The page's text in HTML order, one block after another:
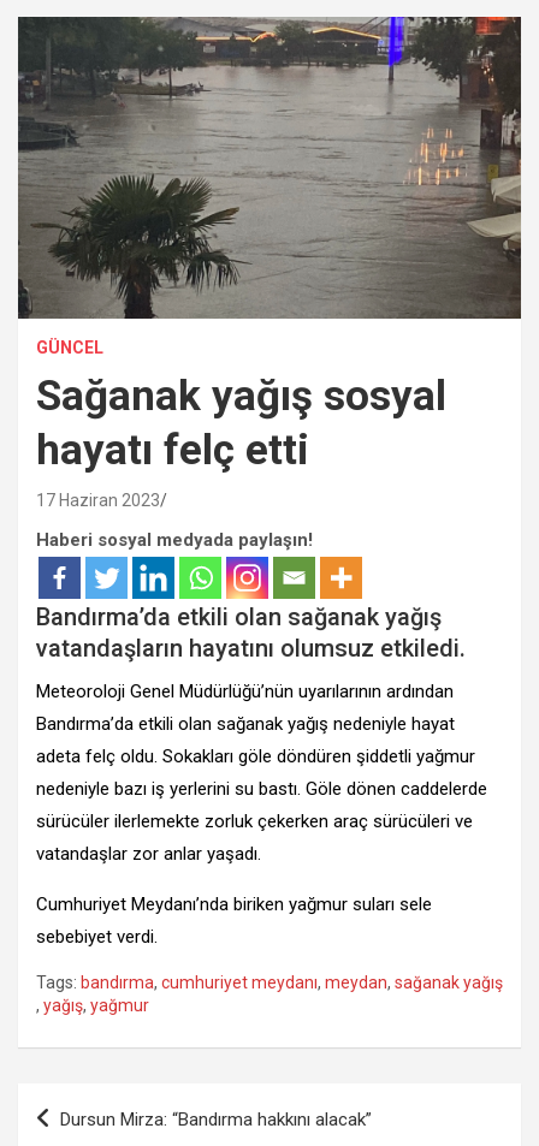
GÜNCEL
Sağanak yağış sosyal
hayatı felç etti
17 Haziran 2023
Haberi sosyal medyada paylaşın!
Bandırma’da etkili olan sağanak yağış
vatandaşların hayatını olumsuz etkiledi.
Meteoroloji Genel Müdürlüğü’nün uyarılarının ardından
Bandırma’da etkili olan sağanak yağış nedeniyle hayat
adeta felç oldu. Sokakları göle döndüren şiddetli yağmur
nedeniyle bazı iş yerlerini su bastı. Göle dönen caddelerde
sürücüler ilerlemekte zorluk çekerken araç sürücüleri ve
vatandaşlar zor anlar yaşadı.
Cumhuriyet Meydanı’nda biriken yağmur suları sele
sebebiyet verdi.
Tags: bandırma, cumhuriyet meydanı, meydan, sağanak yağış
, yağış, yağmur
Yazı
Dursun Mirza: “Bandırma hakkını alacak”